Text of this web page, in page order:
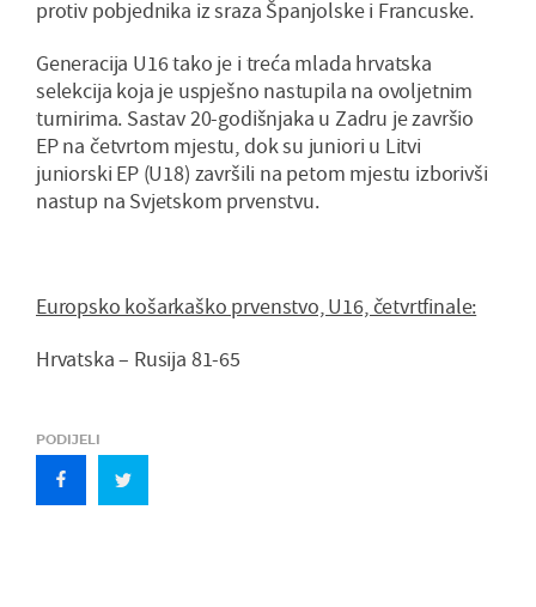
protiv pobjednika iz sraza Španjolske i Francuske.
Generacija U16 tako je i treća mlada hrvatska
selekcija koja je uspješno nastupila na ovoljetnim
turnirima. Sastav 20-godišnjaka u Zadru je završio
EP na četvrtom mjestu, dok su juniori u Litvi
juniorski EP (U18) završili na petom mjestu izborivši
nastup na Svjetskom prvenstvu.
Europsko košarkaško prvenstvo, U16, četvrtfinale:
Hrvatska – Rusija 81-65
PODIJELI